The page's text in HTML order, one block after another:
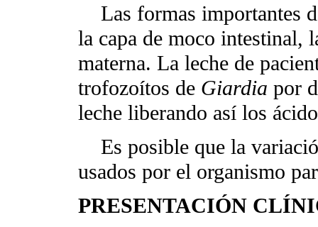
Las formas importantes
la capa de moco intestinal,
materna. La leche de
trofozoítos de Giardia por
leche liberando así los
Es posible que la
usados por el organismo
PRESENTACIÓN